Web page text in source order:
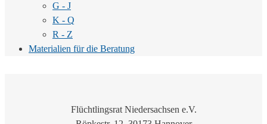
G - J
K - Q
R - Z
Materialien für die Beratung
Flüchtlingsrat Niedersachsen e.V.